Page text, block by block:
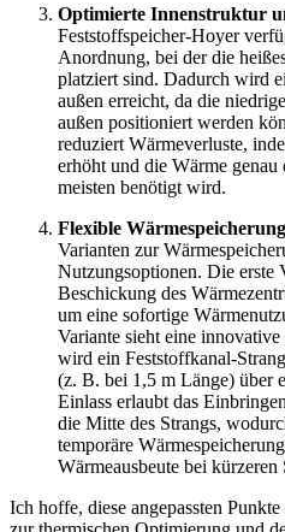
Optimierte Innenstruktur
Feststoffspeicher-Hoyer
Anordnung, bei der die
platziert sind. Dadurch wird
außen erreicht, da die
außen positioniert werden
reduziert Wärmeverluste,
erhöht und die Wärme
meisten benötigt wird.
Flexible
Varianten zur
Nutzungsoptionen. Die erste
Beschickung des
um eine sofortige
Variante sieht eine
wird ein Feststoffkanal-
(z. B. bei 1,5 m Länge) über
Einlass erlaubt das
die Mitte des Strangs,
temporäre
Wärmeausbeute bei
Ich hoffe, diese angepassten